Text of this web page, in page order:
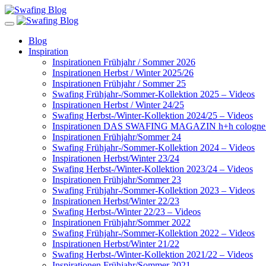
Blog
Inspiration
Inspirationen Frühjahr / Sommer 2026
Inspirationen Herbst / Winter 2025/26
Inspirationen Frühjahr / Sommer 25
Swafing Frühjahr-/Sommer-Kollektion 2025 – Videos
Inspirationen Herbst / Winter 24/25
Swafing Herbst-/Winter-Kollektion 2024/25 – Videos
Inspirationen DAS SWAFING MAGAZIN h+h
Inspirationen Frühjahr/Sommer 24
Swafing Frühjahr-/Sommer-Kollektion 2024 – Videos
Inspirationen Herbst/Winter 23/24
Swafing Herbst-/Winter-Kollektion 2023/24 – Videos
Inspirationen Frühjahr/Sommer 23
Swafing Frühjahr-/Sommer-Kollektion 2023 – Videos
Inspirationen Herbst/Winter 22/23
Swafing Herbst-/Winter 22/23 – Videos
Inspirationen Frühjahr/Sommer 2022
Swafing Frühjahr-/Sommer-Kollektion 2022 – Videos
Inspirationen Herbst/Winter 21/22
Swafing Herbst-/Winter-Kollektion 2021/22 – Videos